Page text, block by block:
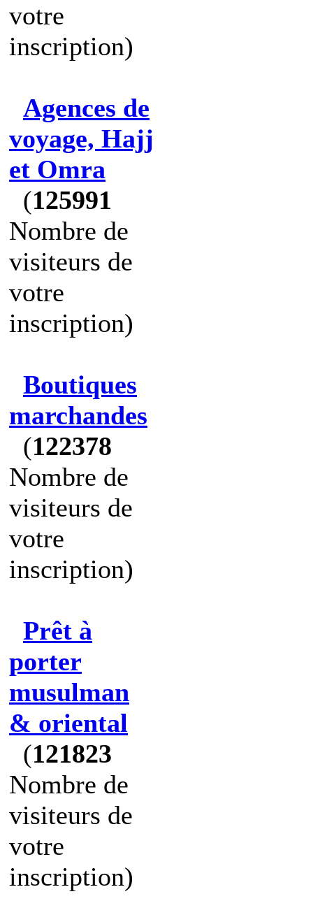
votre
inscription)
Agences de
voyage, Hajj
et Omra
(125991
Nombre de
visiteurs de
votre
inscription)
Boutiques
marchandes
(122378
Nombre de
visiteurs de
votre
inscription)
Prêt à
porter
musulman
& oriental
(121823
Nombre de
visiteurs de
votre
inscription)